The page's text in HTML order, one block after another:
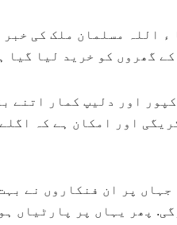
ء اللہ مسلمان ملک کی
کے گھروں کو خرید لیا گیا
اور دلیپ کمار اتنے
اور امکان ہے کہ
جہاں پر ان فنکاروں نے
پھر یہاں پر پارٹیاں